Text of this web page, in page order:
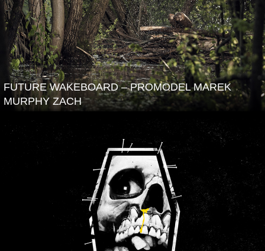
FUTURE WAKEBOARD – PROMODEL MAREK
MURPHY ZACH